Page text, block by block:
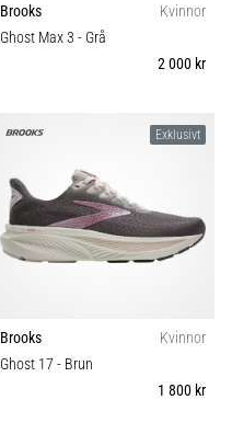
Brooks
Kvinnor
Ghost Max 3 - Grå
2 000 kr
Exklusivt
Brooks
Kvinnor
Ghost 17 - Brun
1 800 kr